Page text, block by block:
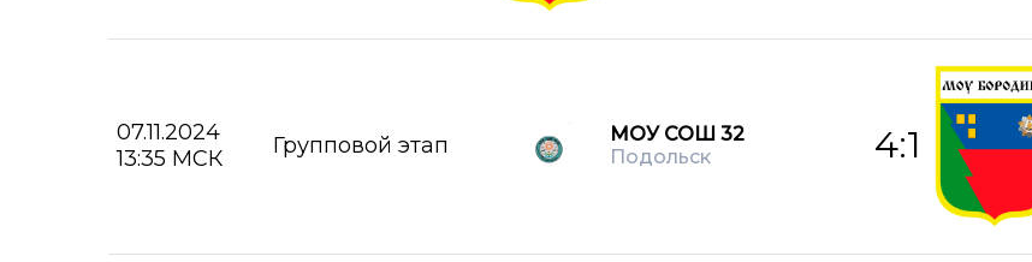
07.11.2024
13:35 МСК
Групповой этап
МОУ СОШ 32
Подольск
4:1